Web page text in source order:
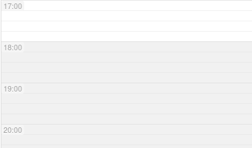
17:00
18:00
19:00
20:00